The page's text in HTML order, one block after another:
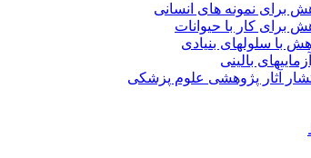
برای نمونه های انسانی
برای کار با حیوانات
با سلولهای بنیادی
بالینی
آثار پژوهشی علوم پزشکی